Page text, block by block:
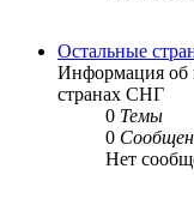
Остальные
Информация об
странах СНГ
0 Темы
0
Нет